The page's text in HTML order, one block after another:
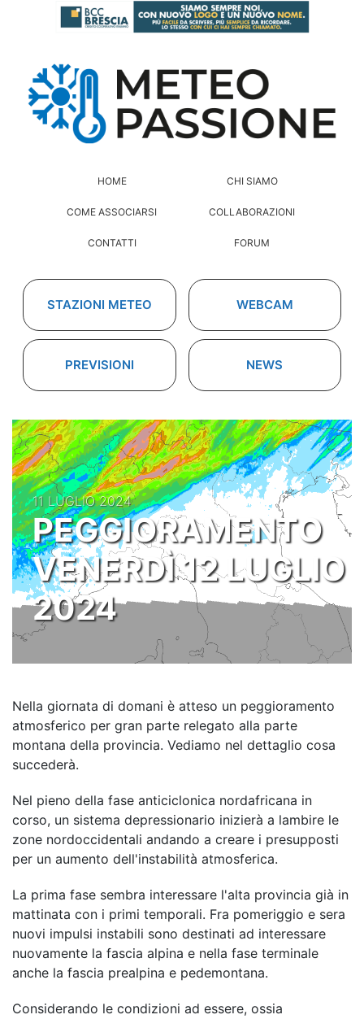
HOME CHI SIAMO
COME ASSOCIARSI COLLABORAZIONI
CONTATTI FORUM
STAZIONI METEO WEBCAM
PREVISIONI NEWS
11 LUGLIO 2024
PEGGIORAMENTO
VENERDÌ 12 LUGLIO
2024
Nella giornata di domani è atteso un peggioramento
atmosferico per gran parte relegato alla parte
montana della provincia. Vediamo nel dettaglio cosa
succederà.
Nel pieno della fase anticiclonica nordafricana in
corso, un sistema depressionario inizierà a lambire le
zone nordoccidentali andando a creare i presupposti
per un aumento dell'instabilità atmosferica.
La prima fase sembra interessare l'alta provincia già in
mattinata con i primi temporali. Fra pomeriggio e sera
nuovi impulsi instabili sono destinati ad interessare
nuovamente la fascia alpina e nella fase terminale
anche la fascia prealpina e pedemontana.
Considerando le condizioni ad essere, ossia